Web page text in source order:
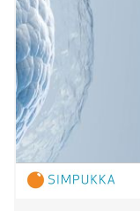
tehtävistä,